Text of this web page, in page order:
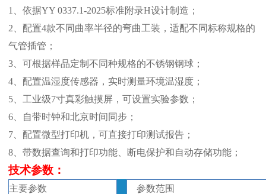
1、 依据YY 0337.1-2025标准附录H设计制造；
2、 配置4款不同曲率半径的弯曲工装，适配不同标称规格的
气管插管；
3、 可根据样品定制不同种规格的不锈钢钢球；
4、 配置温湿度传感器，实时测量环境温湿度；
5、 工业级7寸真彩触摸屏，可设置实验参数；
6、
自带时钟和北京时间同步；
7、 配置微型打印机，可直接打印测试报告；
8、 带数据查询和打印功能、断电保护和自动存储功能；
技术参数：
主要参数 参数范围